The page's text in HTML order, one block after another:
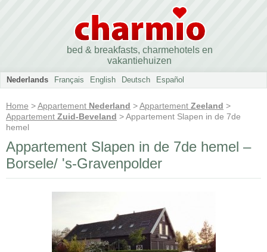
bed & breakfasts, charmehotels en
vakantiehuizen
Nederlands Français English Deutsch Español
Home >Appartement Nederland >Appartement Zeeland >
Appartement Zuid-Beveland > Appartement Slapen in de 7de
hemel
Appartement Slapen in de 7de hemel –
Borsele/ 's-Gravenpolder